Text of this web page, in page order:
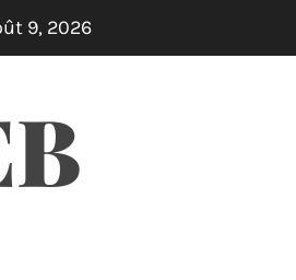
taxi, vtc et loti
9, 2026